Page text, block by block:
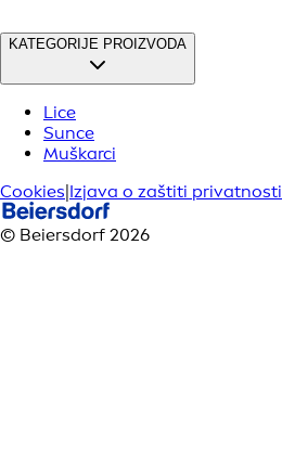
KATEGORIJE PROIZVODA
Lice
Sunce
Muškarci
Cookies Izjava o zaštiti privatnosti
© Beiersdorf 2026